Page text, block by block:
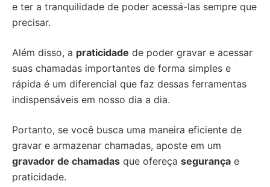
e ter a tranquilidade de poder acessá-las sempre que
precisar.
Além disso, a praticidade de poder gravar e acessar
suas chamadas importantes de forma simples e
rápida é um diferencial que faz dessas ferramentas
indispensáveis em nosso dia a dia.
Portanto, se você busca uma maneira eficiente de
gravar e armazenar chamadas, aposte em um
gravador de chamadas que ofereça segurança e
praticidade.